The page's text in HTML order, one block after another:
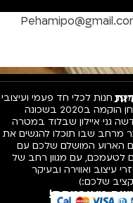
חנות לכלי חד פעמי ועיצובי
שולחן הוקמה ב2020 בשכונה
גני איילון שבלוד במטרה
מרחב שבו תוכלו להגשים את
הארוע המושלם שלכם עם
לטעמכם, עם מגוון רחב של
עיצוב ואווירה ובעיקר
שלכם:)
מאובטחת!